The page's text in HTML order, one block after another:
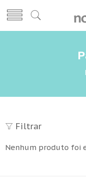
Filtrar
Nenhum produto foi